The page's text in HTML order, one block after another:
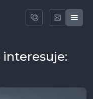
interesuje: